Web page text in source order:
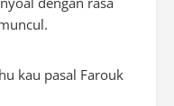
kau pasal Farouk